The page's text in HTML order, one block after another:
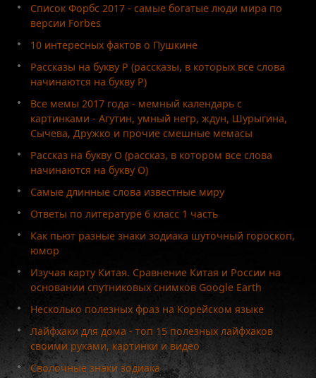
Список Форбс 2017 - самые богатые люди мира по
версии Forbes
10 интересных фактов о Пушкине
Рассказы на букву Р (рассказы, в которых все слова
начинаются на букву Р)
Все мемы 2017 года - мемный календарь с
картинками - Агутин, умный негр, ждун, Шурыгина,
Сычева, Дружко и прочие смешные мемасы
Рассказ на букву О (рассказ, в котором все слова
начинаются на букву О)
Самые длинные слова известные миру
Ответы по литературе 6 класс 1 часть
Как пьют разные знаки зодиака шуточный гороскоп,
юмор
Изучая карту Китая. Сравнение Китая и России на
основании спутниковых снимков Google Earth
Несколько полезных фраз на Корейском языке
Лайфхаки для дома - топ 15 полезных лайфхаков
своими руками, картинки и видео
Сволочные знаки зодиака